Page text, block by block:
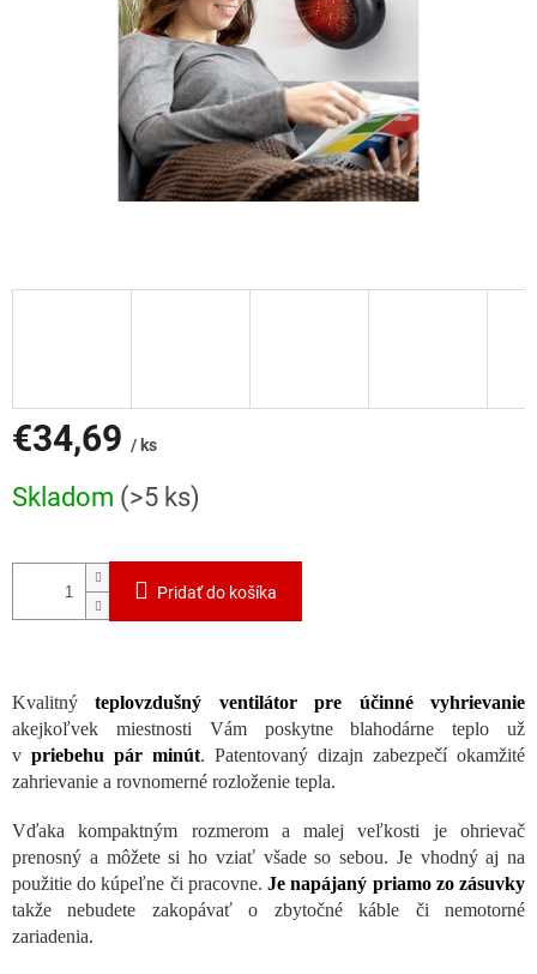
€34,69 / ks
cena:
Skladom (>5 ks)
Pridať do košíka
Kvalitnýteplovzdušný ventilátor pre účinné vyhrievanie
akejkoľvek miestnosti Vám poskytne blahodárne teplo už
v priebehu pár minút. Patentovaný dizajn zabezpečí okamžité
zahrievanie a rovnomerné rozloženie tepla.
Vďaka kompaktným rozmerom a malej veľkosti je ohrievač
prenosný a môžete si ho vziať všade so sebou. Je vhodný aj na
použitie do kúpeľne či pracovne.Je napájaný priamo zo zásuvky
takže nebudete zakopávať o zbytočné káble či nemotorné
zariadenia.